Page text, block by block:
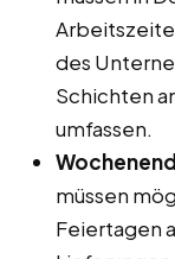
des
Schichten
umfassen.
müssen
Feiertagen